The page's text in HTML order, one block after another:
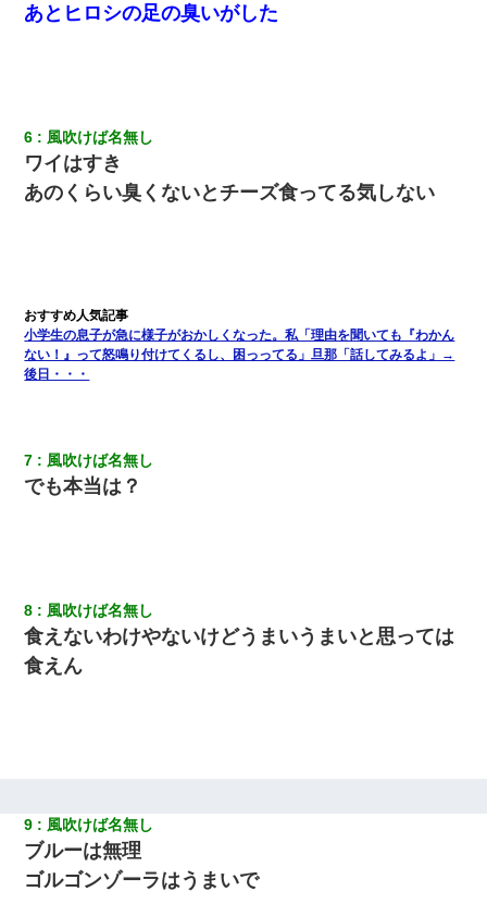
→思わず手を叩いて振り払ったら…
真似された。泣きながら夫に話すと一年後に…
彼にプロポーズされたんだけど、実は資産家だと知って婚約破棄
した。B子「A男くんと別れたって本当？私が付き合ってもい
テレワーク上司「会議中はカメラ付けろ！」女社員「え、事前連
絡無しは無理」上司「いいから付けろ！」→
私は家が貧しくて、手に職をつけようと看護師になった。だけど
しくなり・・・
「お前の父ちゃんは自宅警備員」とかからかわれたけど、実はと
んでもない仕事に就いていた
我が家のガレージに見知らぬ車。俺「もしもし、玄関にもシャッ
ターリモコンあるだろ？DOWNのボタン押してｗ」→ 待つこと１
時間弱・・・
あとヒロシの足の臭いがした
6 風吹けば名無し
ワイはすき
あのくらい臭くないとチーズ食ってる気しない
小学生の息子が急に様子がおかしくなった。私「理由を聞いても『わかん
ない！』って怒鳴り付けてくるし、困っってる」旦那「話してみるよ」→
後日・・・
7 風吹けば名無し
でも本当は？
8 風吹けば名無し
食えないわけやないけどうまいうまいと思っては
食えん
9 風吹けば名無し
ブルーは無理
ゴルゴンゾーラはうまいで